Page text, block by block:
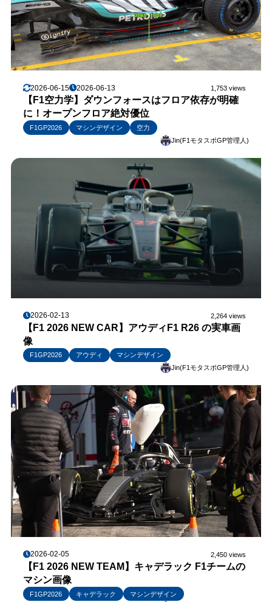
2026-06-15 2026-06-13 1,753 views
【F1空力学】ダウンフォースはフロア依存が明確
に！オープンフロア絶対優位
F1GP2026 マシンデザイン
空力
Jin(F1モタスポGP管理人)
2026-02-13 2,264 views
【F1 2026 NEW CAR】アウディF1 R26 の実車画
像
F1GP2026 アウディ
マシンデザイン
Jin(F1モタスポGP管理人)
2026-02-05 2,450 views
【F1 2026 NEW TEAM】キャデラック F1チームの
マシン画像
F1GP2026 キャデラック
マシンデザイン